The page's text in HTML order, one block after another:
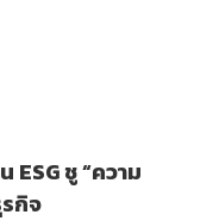
ESG ชู “ความ
กิจ